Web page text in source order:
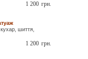
грн.
1 200
шиття,
грн.
1 200